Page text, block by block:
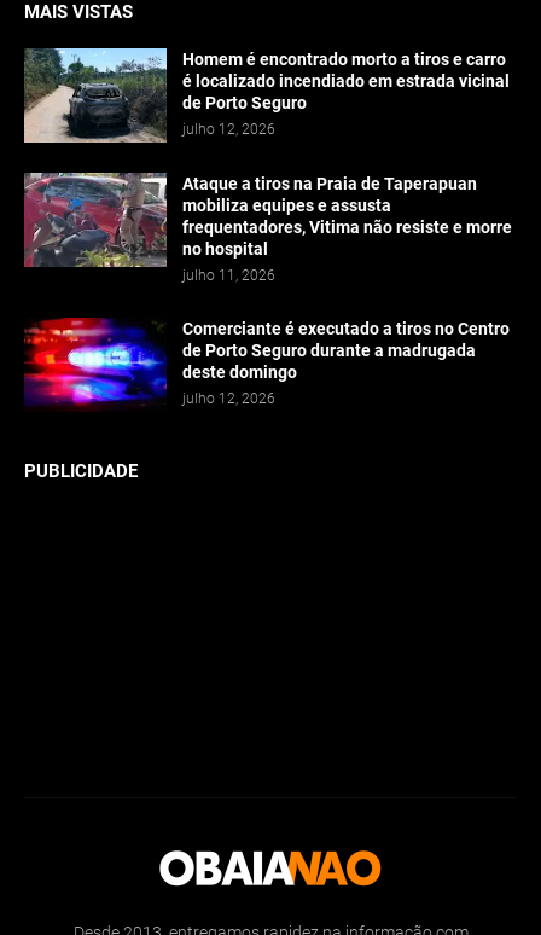
MAIS VISTAS
Homem é encontrado morto a tiros e carro
é localizado incendiado em estrada vicinal
de Porto Seguro
julho 12, 2026
Ataque a tiros na Praia de Taperapuan
mobiliza equipes e assusta
frequentadores, Vitima não resiste e morre
no hospital
julho 11, 2026
Comerciante é executado a tiros no Centro
de Porto Seguro durante a madrugada
deste domingo
julho 12, 2026
PUBLICIDADE